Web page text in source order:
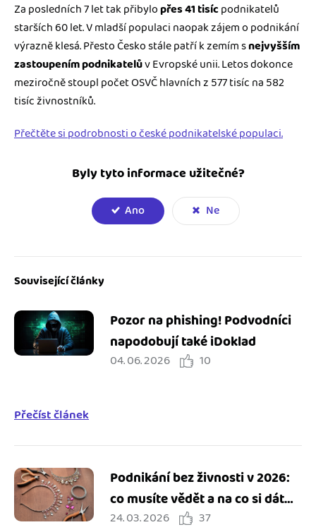
Za posledních 7 let tak přibylopřes 41 tisícpodnikatelů
starších 60 let. V mladší populaci naopak zájem o podnikání
výrazně klesá. Přesto Česko stále patří k zemím snejvyšším
zastoupením podnikatelův Evropské unii. Letos dokonce
meziročně stoupl počet OSVČ hlavních z 577 tisíc na 582
tisíc živnostníků.
Přečtěte si podrobnosti o české podnikatelské populaci.
Byly tyto informace užitečné?
Ano Ne
Související články
Pozor na phishing! Podvodníci
napodobují také iDoklad
04. 06. 2026 10
Přečíst článek
Podnikání bez živnosti v 2026:
co musíte vědět a na co si dát
pozor
24. 03. 2026 37